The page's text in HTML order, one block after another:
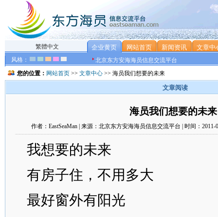
繁體中文
风格：
企业黄页 网站首页 新闻资讯 文章中
北京东方安海海员信息交流平台
您的位置： 网站首页 >> 文章中心 >> 海员我们想要的未来
文章阅读
海员我们想要的未来
作者：EastSeaMan | 来源：北京东方安海海员信息交流平台 | 时间：
我想要的未来
有房子住，不用多大
最好窗外有阳光